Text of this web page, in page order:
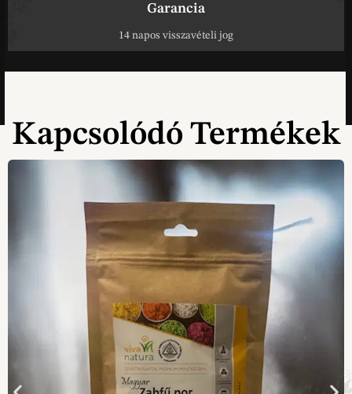
Garancia
14 napos visszavételi jog
Kapcsolódó Termékek